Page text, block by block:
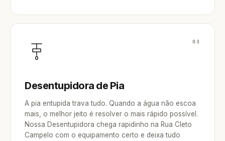
03
Desentupidora de Pia
A pia entupida trava tudo. Quando a água não escoa
mais, o melhor jeito é resolver o mais rápido possível.
Nossa Desentupidora chega rapidinho na Rua Cleto
Campelo com o equipamento certo e deixa tudo